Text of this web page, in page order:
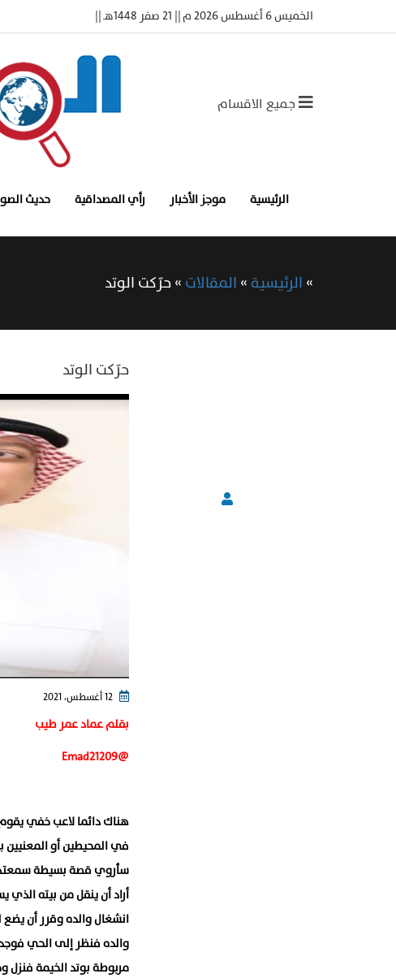
الخميس 6 أغسطس 2026 م || 21 صفر 1448هـ ||
جميع الاقسام
الرئيسية موجز الأخبار رأي المصداقية حديث
»الرئيسية»المقالات»حرّكت الوتد
حرّكت الوتد
بقلم عماد عمر طيب
@Emad21209
هناك دائما لاعب خفي يقوم
في المحيطين أو المعنيين
سأروي قصة بسيطة سمعتها
أراد أن ينقل من بيته
انشغال والده وقرر أن
والده فنظر إلى الحي
مربوطة بوتد الخيمة فنزل